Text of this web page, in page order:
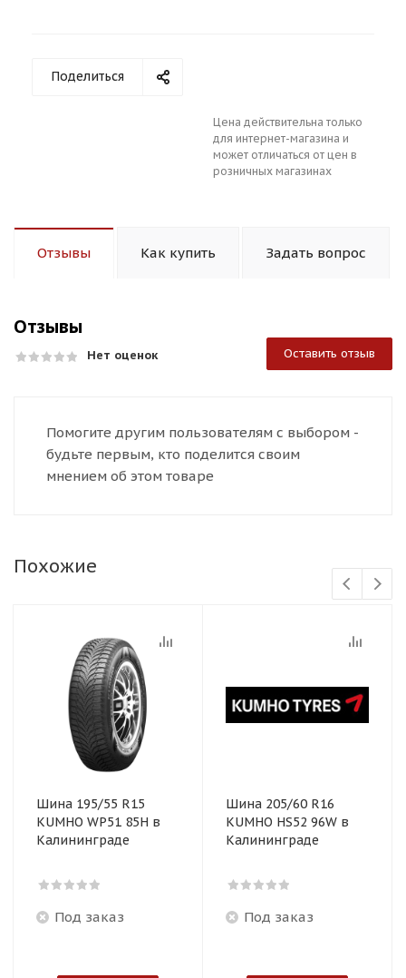
Поделиться
Цена действительна только
для интернет-магазина и
может отличаться от цен в
розничных магазинах
Отзывы Как купить Задать вопрос
Отзывы
Нет оценок Оставить отзыв
Помогите другим пользователям с выбором -
будьте первым, кто поделится своим
мнением об этом товаре
Похожие
Шина 195/55 R15
KUMHO WP51 85H в
Калининграде
Под заказ
Шина 205/60 R16
KUMHO HS52 96W в
Калининграде
Под заказ